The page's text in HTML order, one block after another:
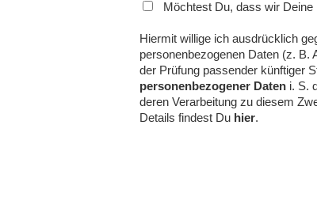
Möchtest Du, dass wir
Hiermit willige ich ausdrücklich
personenbezogenen Daten (z. B.
der Prüfung passender künftiger
personenbezogener Daten i. S.
deren Verarbeitung zu diesem
Details findest Du hier.